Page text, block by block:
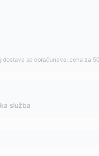
dostava se obračunava: cena za
služba